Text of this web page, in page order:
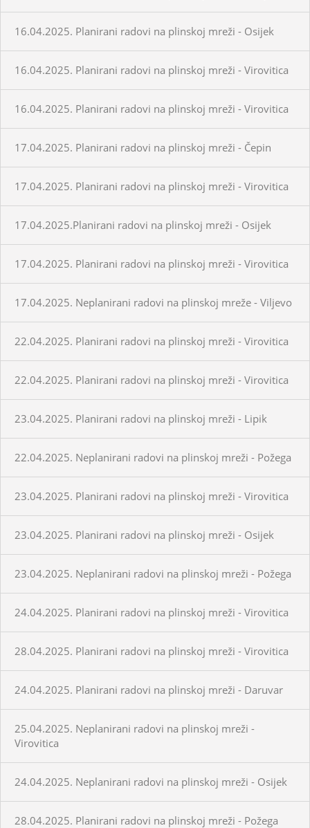
16.04.2025. Planirani radovi na plinskoj mreži - Osijek
16.04.2025. Planirani radovi na plinskoj mreži - Virovitica
16.04.2025. Planirani radovi na plinskoj mreži - Virovitica
17.04.2025. Planirani radovi na plinskoj mreži - Čepin
17.04.2025. Planirani radovi na plinskoj mreži - Virovitica
17.04.2025.Planirani radovi na plinskoj mreži - Osijek
17.04.2025. Planirani radovi na plinskoj mreži - Virovitica
17.04.2025. Neplanirani radovi na plinskoj mreže - Viljevo
22.04.2025. Planirani radovi na plinskoj mreži - Virovitica
22.04.2025. Planirani radovi na plinskoj mreži - Virovitica
23.04.2025. Planirani radovi na plinskoj mreži - Lipik
22.04.2025. Neplanirani radovi na plinskoj mreži - Požega
23.04.2025. Planirani radovi na plinskoj mreži - Virovitica
23.04.2025. Planirani radovi na plinskoj mreži - Osijek
23.04.2025. Neplanirani radovi na plinskoj mreži - Požega
24.04.2025. Planirani radovi na plinskoj mreži - Virovitica
28.04.2025. Planirani radovi na plinskoj mreži - Virovitica
24.04.2025. Planirani radovi na plinskoj mreži - Daruvar
25.04.2025. Neplanirani radovi na plinskoj mreži -
Virovitica
24.04.2025. Neplanirani radovi na plinskoj mreži - Osijek
28.04.2025. Planirani radovi na plinskoj mreži - Požega